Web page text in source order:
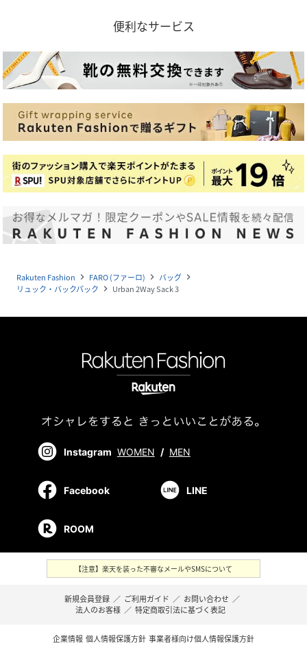
便利なサービス
Rakuten Fashion navigate_next FARO (ファーロ) navigate_next バッグ navigate_next
リュック・バックパック navigate_next Urban 2Way Sack 3
Instagram WOMEN / MEN
Facebook LINE
ROOM
【注意】楽天を装った不審なメールやSMSについて
新規会員登録 ／ ご利用ガイド ／ お問い合わせ ／
法人のお客様 ／ 特定商取引法に基づく表記
企業情報 個人情報保護方針 事業者様向け個人情報保護方針